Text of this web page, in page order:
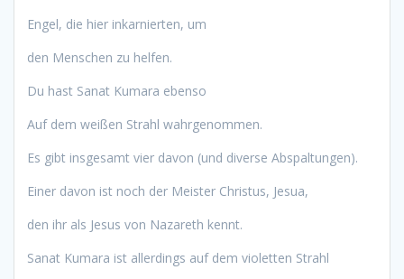
Engel, die hier inkarnierten, um
den Menschen zu helfen.
Du hast Sanat Kumara ebenso
Auf dem weißen Strahl wahrgenommen.
Es gibt insgesamt vier davon (und diverse Abspaltungen).
Einer davon ist noch der Meister Christus, Jesua,
den ihr als Jesus von Nazareth kennt.
Sanat Kumara ist allerdings auf dem violetten Strahl